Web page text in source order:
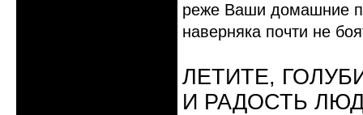
реже Ваши домашние
наверняка почти не
ЛЕТИТЕ,
И РАДОСТЬ